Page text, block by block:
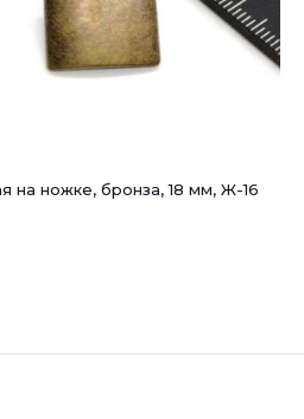
на ножке, бронза, 18 мм, Ж-16